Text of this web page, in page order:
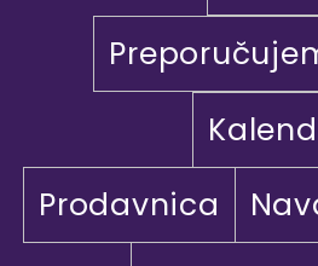
Prodavnica